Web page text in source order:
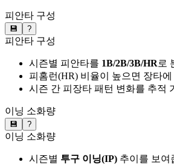
피안타 구성
💾 ?
피안타 구성
시즌별 피안타를 1B/2B/3B/HR로
피홈런(HR) 비율이 높으면 장타
시즌 간 피장타 패턴 변화를 추적
이닝 소화량
💾 ?
이닝 소화량
시즌별 투구 이닝(IP) 추이를 보여